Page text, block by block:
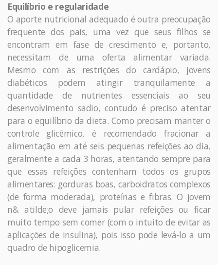
Equilíbrio e regularidade
O aporte nutricional adequado é outra preocupação
frequente dos pais, uma vez que seus filhos se
encontram em fase de crescimento e, portanto,
necessitam de uma oferta alimentar variada.
Mesmo com as restrições do cardápio, jovens
diabéticos podem atingir tranquilamente a
quantidade de nutrientes essenciais ao seu
desenvolvimento sadio, contudo é preciso atentar
para o equilíbrio da dieta. Como precisam manter o
controle glicêmico, é recomendado fracionar a
alimentação em até seis pequenas refeições ao dia,
geralmente a cada 3 horas, atentando sempre para
que essas refeições contenham todos os grupos
alimentares: gorduras boas, carboidratos complexos
(de forma moderada), proteínas e fibras. O jovem
n& atilde;o deve jamais pular refeições ou ficar
muito tempo sem comer (com o intuito de evitar as
aplicações de insulina), pois isso pode levá-lo a um
quadro de hipoglicemia.